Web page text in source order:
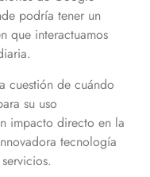
podría tener un
que interactuamos
cuestión de cuándo
su uso
impacto directo en la
tecnología